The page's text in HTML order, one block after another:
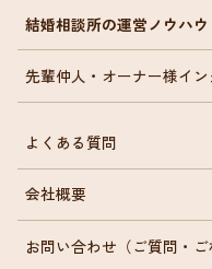
結婚相談所の運営ノウハウ
先輩仲人・オーナー様イ
よくある質問
会社概要
お問い合わせ（ご質問・ご